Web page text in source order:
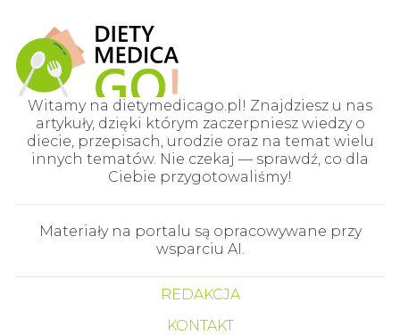
Witamy na dietymedicago.pl! Znajdziesz u nas
artykuły, dzięki którym zaczerpniesz wiedzy o
diecie, przepisach, urodzie oraz na temat wielu
innych tematów. Nie czekaj — sprawdź, co dla
Ciebie przygotowaliśmy!
Materiały na portalu są opracowywane przy
wsparciu AI.
REDAKCJA
KONTAKT